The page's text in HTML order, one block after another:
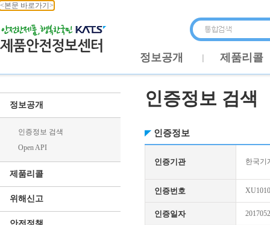
<본문 바로가기>
정보공개 제품리콜
정보공개
인증정보 검색
Open API
제품리콜
위해신고
인증정보 검색
인증정보
인증기관 한국기
인증번호
인증일자